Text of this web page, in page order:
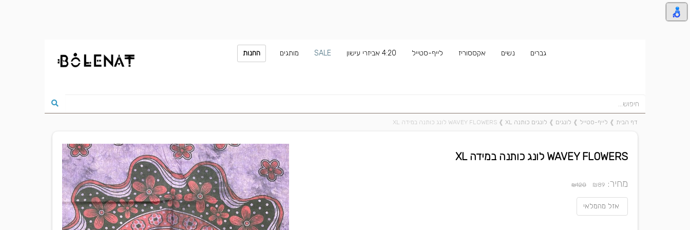
גברים נשים אקססוריז לייף-סטייל 4:20 אביזרי עישון SALE מותגים החנות
דף הבית ❱ לייף-סטייל ❱ לונגים ❱ לונגים כותנה XL ❱ WAVEY FLOWERS לונג כותנה במידה XL
WAVEY FLOWERS לונג כותנה במידה XL
מחיר: ₪89
₪120
אזל מהמלאי